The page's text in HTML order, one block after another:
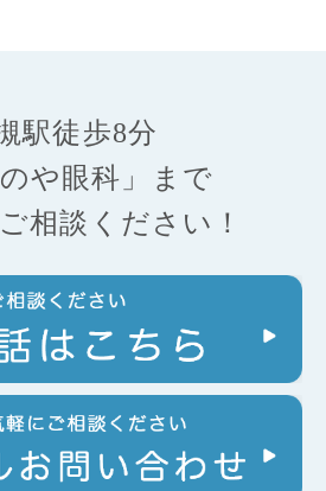
駅徒歩8分
のや眼科」まで
相談ください！